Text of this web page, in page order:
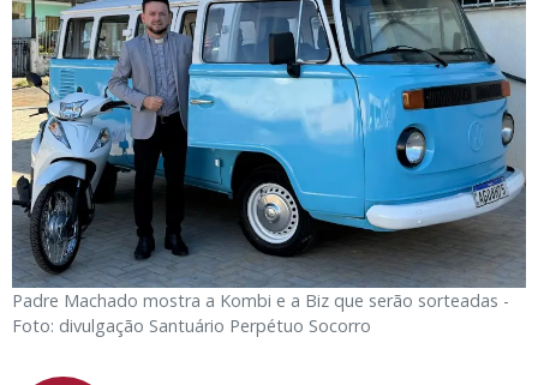
Padre Machado mostra a Kombi e a Biz que serão sorteadas -
Foto: divulgação Santuário Perpétuo Socorro